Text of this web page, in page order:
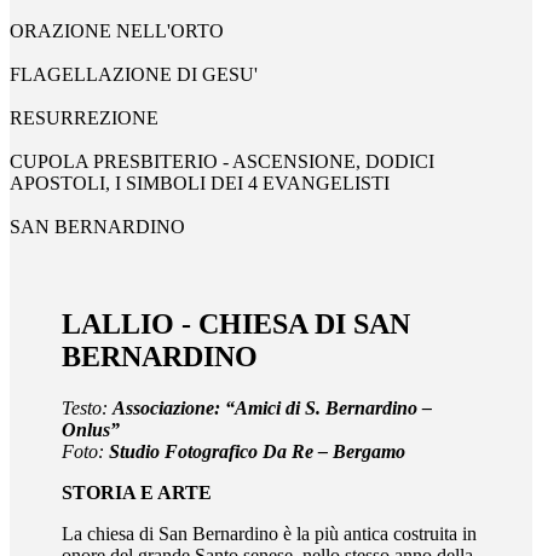
ORAZIONE NELL'ORTO
FLAGELLAZIONE DI GESU'
RESURREZIONE
CUPOLA PRESBITERIO - ASCENSIONE, DODICI
APOSTOLI, I SIMBOLI DEI 4 EVANGELISTI
SAN BERNARDINO
LALLIO - CHIESA DI SAN
BERNARDINO
Testo:Associazione: “Amici di S. Bernardino –
Onlus”
Foto:Studio Fotografico Da Re – Bergamo
STORIA E ARTE
La chiesa di San Bernardino è la più antica costruita in